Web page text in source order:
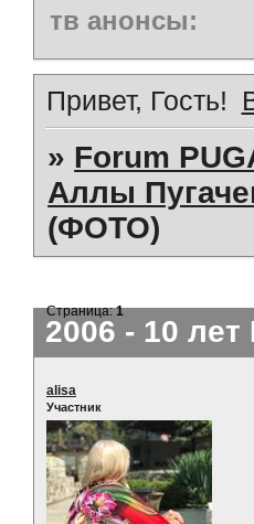
тв анонсы:
Привет, Гость!
» Forum
Аллы
(ФОТО)
2006 - 10
Страница:1
alisa
Участник